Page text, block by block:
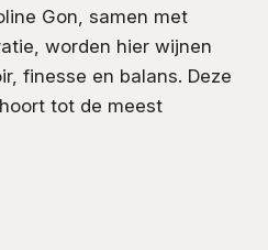
Gon, samen met
worden hier wijnen
finesse en balans. Deze
tot de meest